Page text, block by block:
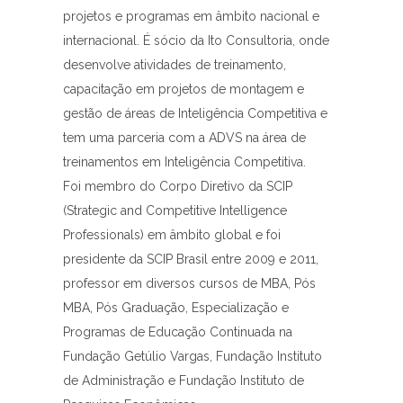
projetos e programas em âmbito nacional e
internacional. É sócio da Ito Consultoria, onde
desenvolve atividades de treinamento,
capacitação em projetos de montagem e
gestão de áreas de Inteligência Competitiva e
tem uma parceria com a ADVS na área de
treinamentos em Inteligência Competitiva.
Foi membro do Corpo Diretivo da SCIP
(Strategic and Competitive Intelligence
Professionals) em âmbito global e foi
presidente da SCIP Brasil entre 2009 e 2011,
professor em diversos cursos de MBA, Pós
MBA, Pós Graduação, Especialização e
Programas de Educação Continuada na
Fundação Getúlio Vargas, Fundação Instituto
de Administração e Fundação Instituto de